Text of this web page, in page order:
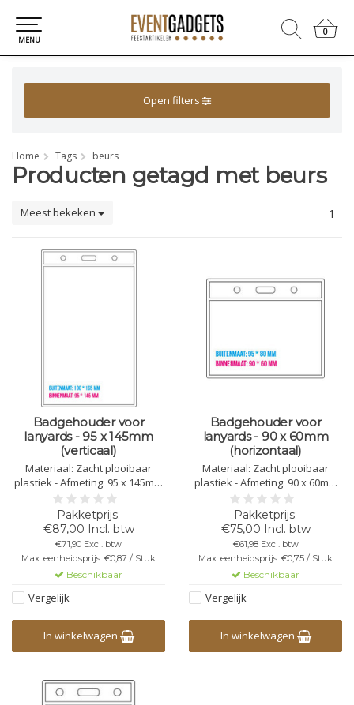
0
0
MENU
Open filters
Home Tags beurs
Producten getagd met beurs
Meest bekeken 1
Badgehouder voor
lanyards - 95 x 145mm
(verticaal)
Materiaal: Zacht plooibaar
plastiek - Afmeting: 95 x 145mm
(verticaal)
€87,00 Incl. btw
€71,90 Excl. btw
Max. eenheidsprijs: €0,87 / Stuk
Beschikbaar
Vergelijk
In winkelwagen
Badgehouder voor
lanyards - 90 x 60mm
(horizontaal)
Materiaal: Zacht plooibaar
plastiek - Afmeting: 90 x 60mm
(horizontaal)
€75,00 Incl. btw
€61,98 Excl. btw
Max. eenheidsprijs: €0,75 / Stuk
Beschikbaar
Vergelijk
In winkelwagen